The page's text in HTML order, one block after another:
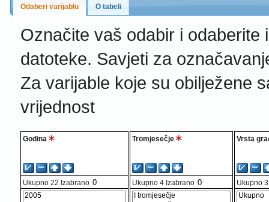
Odaberi varijablu O tabeli
Označite vaš odabir i
datoteke. Savjeti za
Za varijable koje su obilježene
vrijednost
Godina
Ukupno 22 Izabrano
Tromjesečje
Ukupno 4 Izabrano
Vrsta
Ukupno 3